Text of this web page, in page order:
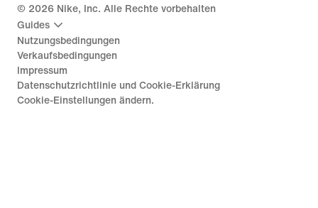
© 2026 Nike, Inc. Alle Rechte vorbehalten
Guides
Nutzungsbedingungen
Verkaufsbedingungen
Impressum
Datenschutzrichtlinie und Cookie-Erklärung
Cookie-Einstellungen ändern.